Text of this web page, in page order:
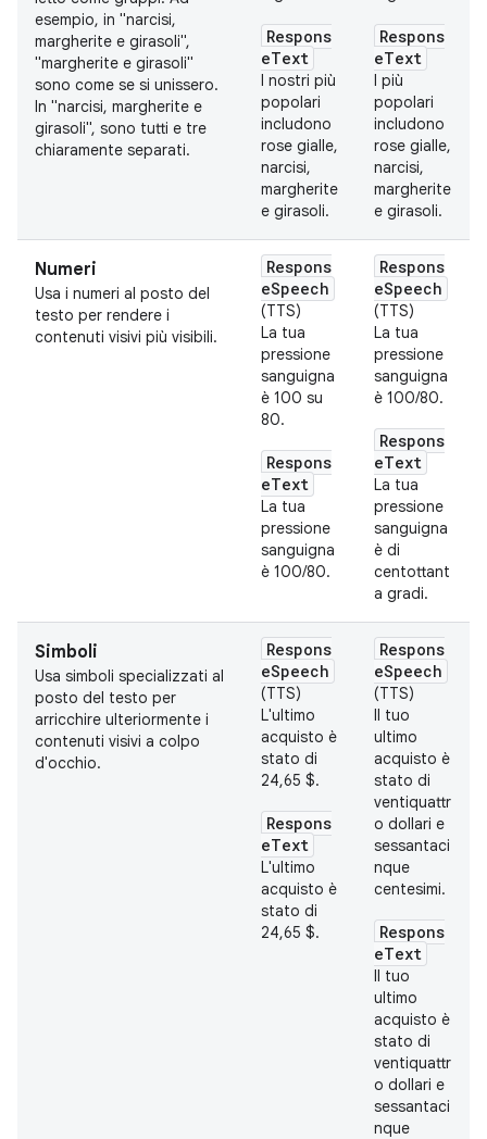
esempio, in "narcisi,
margherite e girasoli",
"margherite e girasoli"
sono come se si unissero.
In "narcisi, margherite e
girasoli", sono tutti e tre
chiaramente separati.
Respons
eText
I nostri più
popolari
includono
rose gialle,
narcisi,
margherite
e girasoli.
Respons
eText
I più
popolari
includono
rose gialle,
narcisi,
margherite
e girasoli.
Numeri
Usa i numeri al posto del
testo per rendere i
contenuti visivi più visibili.
Respons
eSpeech
(TTS)
La tua
pressione
sanguigna
è 100 su
80.
Respons
eText
La tua
pressione
sanguigna
è 100/80.
Respons
eSpeech
(TTS)
La tua
pressione
sanguigna
è 100/80.
Respons
eText
La tua
pressione
sanguigna
è di
centottant
a gradi.
Simboli
Usa simboli specializzati al
posto del testo per
arricchire ulteriormente i
contenuti visivi a colpo
d'occhio.
Respons
eSpeech
(TTS)
L'ultimo
acquisto è
stato di
24,65 $.
Respons
eText
L'ultimo
acquisto è
stato di
24,65 $.
Respons
eSpeech
(TTS)
Il tuo
ultimo
acquisto è
stato di
ventiquattr
o dollari e
sessantaci
nque
centesimi.
Respons
eText
Il tuo
ultimo
acquisto è
stato di
ventiquattr
o dollari e
sessantaci
nque